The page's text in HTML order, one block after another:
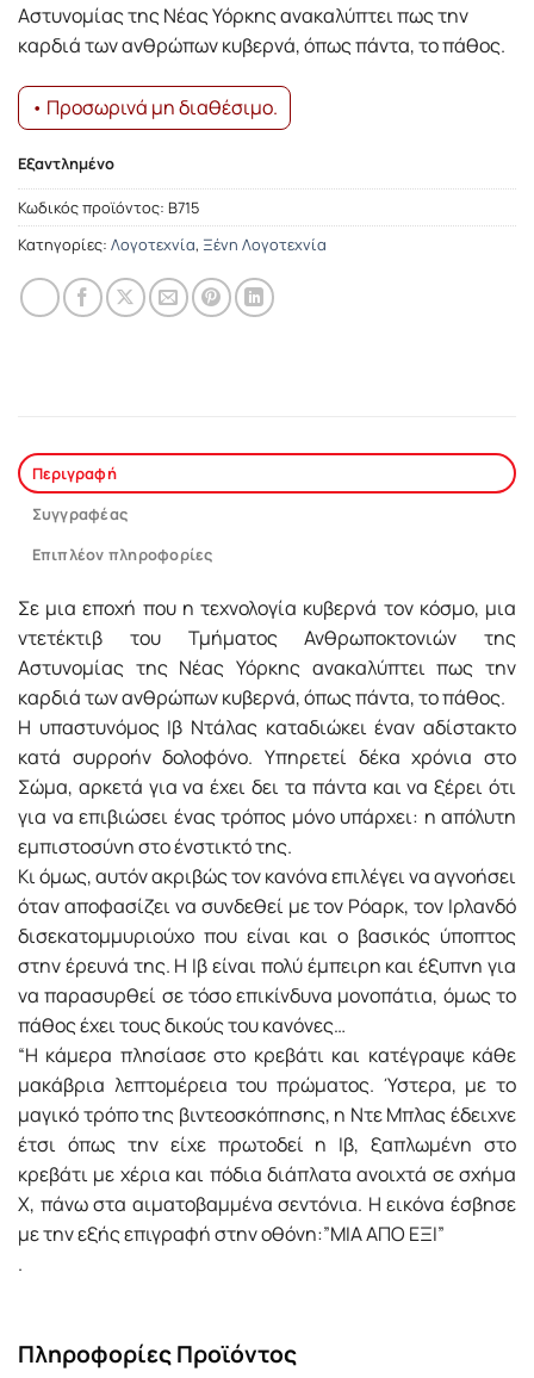
Αστυνομίας της Νέας Υόρκης ανακαλύπτει πως την
καρδιά των ανθρώπων κυβερνά, όπως πάντα, το πάθος.
• Προσωρινά μη διαθέσιμο.
Εξαντλημένο
Κωδικός προϊόντος: Β715
Κατηγορίες: Λογοτεχνία, Ξένη Λογοτεχνία
Περιγραφή
Συγγραφέας
Επιπλέον πληροφορίες
Σε μια εποχή που η τεχνολογία κυβερνά τον κόσμο, μια
ντετέκτιβ του Τμήματος Ανθρωποκτονιών της
Αστυνομίας της Νέας Υόρκης ανακαλύπτει πως την
καρδιά των ανθρώπων κυβερνά, όπως πάντα, το πάθος.
Η υπαστυνόμος Ιβ Ντάλας καταδιώκει έναν αδίστακτο
κατά συρροήν δολοφόνο. Υπηρετεί δέκα χρόνια στο
Σώμα, αρκετά για να έχει δει τα πάντα και να ξέρει ότι
για να επιβιώσει ένας τρόπος μόνο υπάρχει: η απόλυτη
εμπιστοσύνη στο ένστικτό της.
Κι όμως, αυτόν ακριβώς τον κανόνα επιλέγει να αγνοήσει
όταν αποφασίζει να συνδεθεί με τον Ρόαρκ, τον Ιρλανδό
δισεκατομμυριούχο που είναι και ο βασικός ύποπτος
στην έρευνά της. Η Ιβ είναι πολύ έμπειρη και έξυπνη για
να παρασυρθεί σε τόσο επικίνδυνα μονοπάτια, όμως το
πάθος έχει τους δικούς του κανόνες…
“Η κάμερα πλησίασε στο κρεβάτι και κατέγραψε κάθε
μακάβρια λεπτομέρεια του πρώματος. Ύστερα, με το
μαγικό τρόπο της βιντεοσκόπησης, η Ντε Μπλας έδειχνε
έτσι όπως την είχε πρωτοδεί η Ιβ, ξαπλωμένη στο
κρεβάτι με χέρια και πόδια διάπλατα ανοιχτά σε σχήμα
Χ, πάνω στα αιματοβαμμένα σεντόνια. Η εικόνα έσβησε
με την εξής επιγραφή στην οθόνη:”ΜΙΑ ΑΠΟ ΕΞΙ”
.
Πληροφορίες Προϊόντος